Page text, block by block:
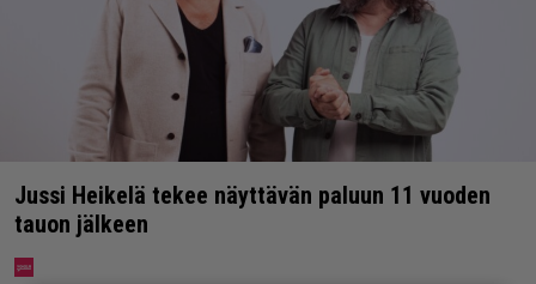
Jussi Heikelä tekee näyttävän paluun 11 vuoden
tauon jälkeen